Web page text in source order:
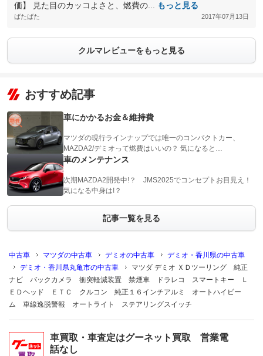
価】 見た目のカッコよさと、燃費の...
もっと見る
ばたばた 2017年07月13日
クルマレビューをもっと見る
おすすめ記事
車にかかるお金＆維持費
マツダの現行ラインナップでは唯一のコンパクトカー、
MAZDA2/デミオって燃費はいいの？ 気になると…
車のメンテナンス
次期MAZDA2開発中!？ JMS2025でコンセプトお目見え！
気になる中身は!？
記事一覧を見る
中古車 マツダの中古車 デミオの中古車
デミオ・香川県の中古車
デミオ・香川県丸亀市の中古車
マツダ デミオ ＸＤツーリング 純正
ナビ バックカメラ 衝突軽減装置 禁煙車 ドラレコ スマートキー Ｌ
ＥＤヘッド ＥＴＣ クルコン 純正１６インチアルミ オートハイビー
ム 車線逸脱警報 オートライト ステアリングスイッチ
車買取・車査定はグーネット買取 営業電
話なし